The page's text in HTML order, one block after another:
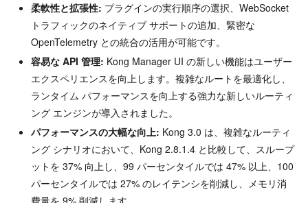
柔軟性と拡張性: プラグインの実行順序の選択、WebSocket
トラフィックのネイティブ サポートの追加、緊密な
OpenTelemetry との統合の活用が可能です。
容易な API 管理: Kong Manager UI の新しい機能はユーザー
エクスペリエンスを向上します。複雑なルートを最適化し、
ランタイム パフォーマンスを向上する強力な新しいルーティ
ング エンジンが導入されました。
パフォーマンスの大幅な向上: Kong 3.0 は、複雑なルーティ
ング シナリオにおいて、Kong 2.8.1.4 と比較して、スループ
ットを 37% 向上し、99 パーセンタイルでは 47% 以上、100
パーセンタイルでは 27% のレイテンシを削減し、メモリ消
費量を 9% 削減します。